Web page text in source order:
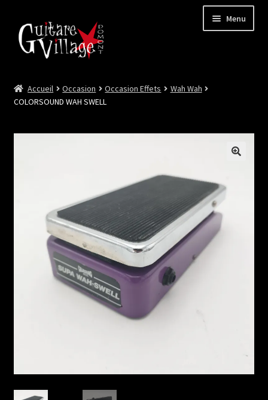
Menu
Neuf
le
enfant
Contact
Accueil Occasion Occasion Effets
Wah Wah
COLORSOUND WAH SWELL